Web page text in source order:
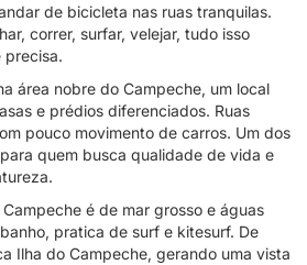
de bicicleta nas ruas tranquilas.
correr, surfar, velejar, tudo isso
precisa.
área nobre do Campeche, um local
e prédios diferenciados. Ruas
pouco movimento de carros. Um dos
quem busca qualidade de vida e
é de mar grosso e águas
pratica de surf e kitesurf. De
Ilha do Campeche, gerando uma vista